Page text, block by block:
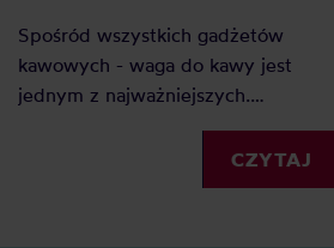
Spośród wszystkich gadżetów
kawowych - waga do kawy jest
jednym z najważniejszych.
Dlaczego? Ponieważ dzięki wadze
zyskujemy precyzję i powtarzalność.
Jaką jednak wagę do kawy wybrać?
CZYTAJ